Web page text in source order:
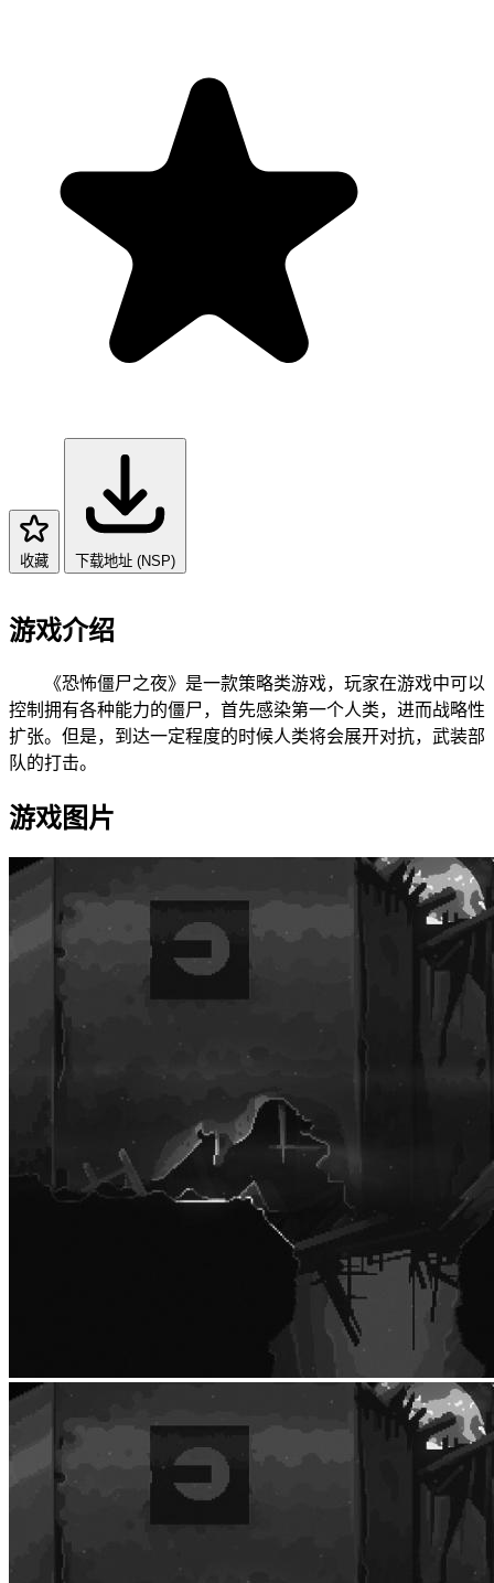
收藏 下载地址 (NSP)
游戏介绍
《恐怖僵尸之夜》是一款策略类游戏，玩家在游戏中可以
控制拥有各种能力的僵尸，首先感染第一个人类，进而战略性
扩张。但是，到达一定程度的时候人类将会展开对抗，武装部
队的打击。
游戏图片